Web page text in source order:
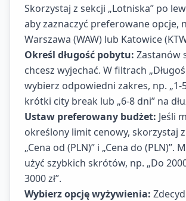
Skorzystaj z sekcji „Lotniska” po
aby zaznaczyć preferowane opcje,
Warszawa (WAW) lub Katowice
Określ długość pobytu: Zastanów
chcesz wyjechać. W filtrach
wybierz odpowiedni zakres, np. „1-
krótki city break lub „6-8 dni” na
Ustaw preferowany budżet: Jeśli
określony limit cenowy, skorzystaj
„Cena od (PLN)” i „Cena do (PLN)”.
użyć szybkich skrótów, np. „Do
3000 zł”.
Wybierz opcję wyżywienia: